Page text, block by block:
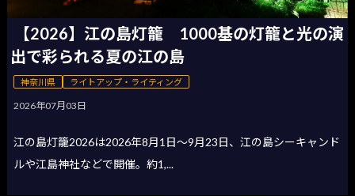
【2026】江の島灯籠 1000基の灯籠と光の演
出で彩られる夏の江の島
神奈川県 ライトアップ・ライティング
2026年07月03日
江の島灯籠2026は2026年8月1日〜9月23日、江の島シーキャンド
ルや江島神社などで開催。約1,...